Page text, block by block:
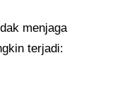
menjaga
terjadi: